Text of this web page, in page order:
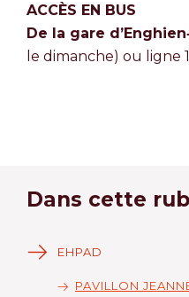
ACCÈS EN BUS
De la gare
le dimanche) ou ligne
Dans cette
EHPAD
PAVILLON